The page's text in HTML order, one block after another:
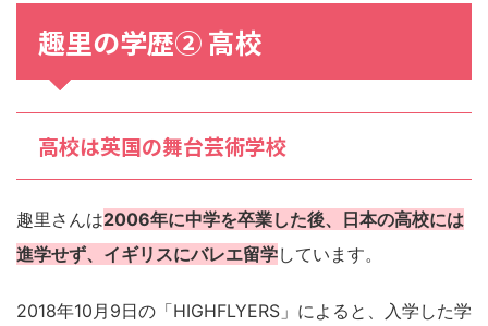
趣里の学歴② 高校
高校は英国の舞台芸術学校
趣里さんは2006年に中学を卒業した後、日本の高校には
進学せず、イギリスにバレエ留学しています。
2018年10月9日の「HIGHFLYERS」によると、入学した学